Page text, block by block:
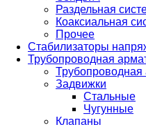
Раздельная
Коаксиальная
Прочее
Стабилизаторы
Трубопроводная
Трубопроводная
Задвижки
Стальные
Чугунные
Клапаны